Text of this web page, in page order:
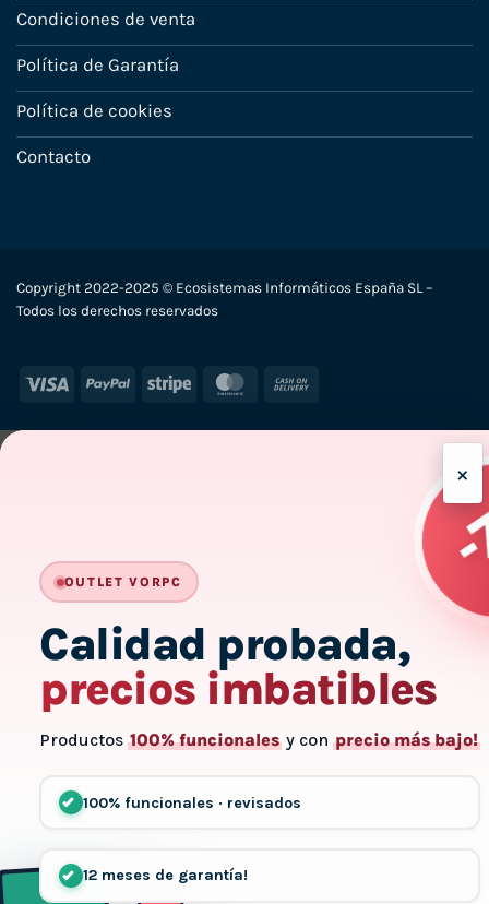
Condiciones de venta
Política de Garantía
Política de cookies
Contacto
Copyright 2022-2025 © Ecosistemas Informáticos España SL –
Todos los derechos reservados
Visa PayPal Stripe MasterCard
×
- HASTA
OUTLET VORPC
Calidad probada,
precios imbatibles
Productos 100% funcionales y con precio más bajo!
100% funcionales · revisados
12 meses de garantía!